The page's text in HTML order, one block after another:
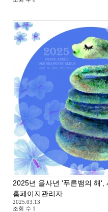
2025년 을사년 '푸른뱀의 해',
홈페이지관리자
2025.03.13
조회 수 1